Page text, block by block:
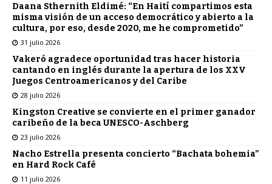
Daana Sthernith Eldimé: “En Haití compartimos esta
misma visión de un acceso democrático y abierto a la
cultura, por eso, desde 2020, me he comprometido”
31 julio 2026
Vakeró agradece oportunidad tras hacer historia
cantando en inglés durante la apertura de los XXV
Juegos Centroamericanos y del Caribe
28 julio 2026
Kingston Creative se convierte en el primer ganador
caribeño de la beca UNESCO-Aschberg
23 julio 2026
Nacho Estrella presenta concierto “Bachata bohemia”
en Hard Rock Café
11 julio 2026